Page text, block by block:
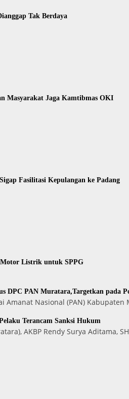
Tak Berdaya
Masyarakat Jaga Kamtibmas OKI
Fasilitasi Kepulangan ke Padang
Motor Listrik untuk SPPG
DPC PAN Muratara,Targetkan pada
Amanat Nasional (PAN)
Terancam Sanksi Hukum
AKBP Rendy Surya Aditama,